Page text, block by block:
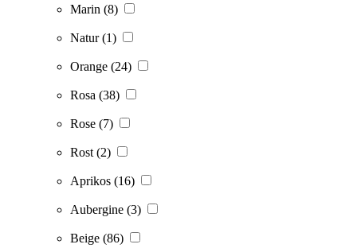
Marin (8)
Natur(1)
Orange (24)
Rosa (38)
Rose (7)
Rost (2)
Aprikos (16)
Aubergine (3)
Beige (86)